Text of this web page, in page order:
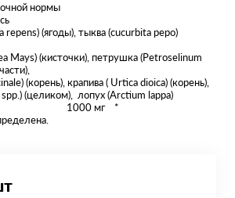
нормы
repens) (ягоды), тыква (cucurbita pepo)
Mays) (кисточки), петрушка (Petroselinum
(корень), крапива ( Urtica dioica) (корень),
(целиком), лопух (Arctium lappa)
1000 мг *